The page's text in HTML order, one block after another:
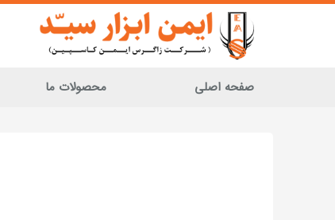
صفحه اصلی محصولات ما